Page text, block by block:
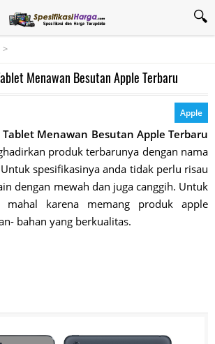
Menawan Besutan Apple Terbaru
Apple
Menawan Besutan Apple Terbaru
produk terbarunya dengan nama
spesifikasinya anda tidak perlu risau
dengan mewah dan juga canggih. Untuk
mahal karena memang produk apple
bahan yang berkualitas.